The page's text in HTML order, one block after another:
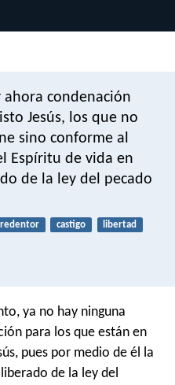
ahora condenación
Jesús, los que no
sino conforme al
Espíritu de vida en
de la ley del pecado
redentor castigo
libertad
ya no hay ninguna
para los que están en
pues por medio de él la
de la ley del